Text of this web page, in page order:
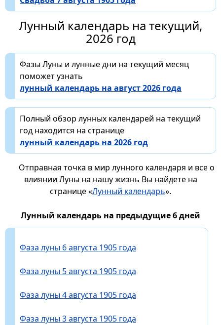
Лунный календарь на текущий,
2026 год
Фазы Луны и лунные дни на текущий месяц
поможет узнать
лунный календарь на август 2026 года
Полный обзор лунных календарей на текущий
год находится на странице
лунный календарь на 2026 год
Отправная точка в мир лунного календаря и все о
влиянии Луны на нашу жизнь Вы найдете на
странице «Лунный календарь».
Лунный календарь на предыдущие 6 дней
Фаза луны 6 августа 1905 года
Фаза луны 5 августа 1905 года
Фаза луны 4 августа 1905 года
Фаза луны 3 августа 1905 года